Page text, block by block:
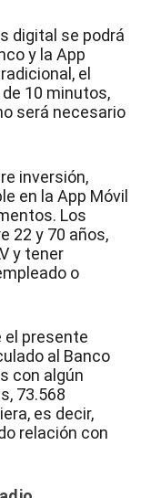
digital se podrá
y la App
el
10 minutos,
será necesario
inversión,
en la App Móvil
Los
22 y 70 años,
y tener
o
el presente
al Banco
con algún
73.568
es decir,
relación con